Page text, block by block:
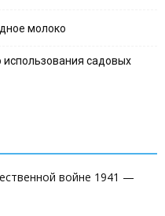
молоко
садовых
войне 1941 —